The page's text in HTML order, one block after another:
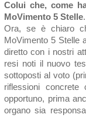
Colui che, come
MoVimento 5 Stelle.
Ora, se è chiaro
MoVimento 5 Stelle
diretto con i nostri
resi noti il nuovo
sottoposti al voto
riflessioni
opportuno, prima
organo sia